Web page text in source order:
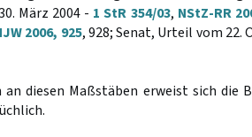
März 2004 - 1 StR 354/03, NStZ-RR
2006, 925, 928; Senat, Urteil vom 22.
an diesen Maßstäben erweist sich die